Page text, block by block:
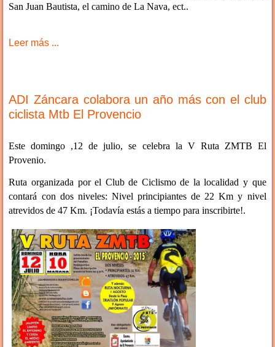
San Juan Bautista, el camino de La Nava, ect..
Leer más ...
ADI Záncara colabora un año más con el club
ciclista Mtb El Provencio
Este domingo ,12 de julio, se celebra la V Ruta ZMTB El
Provenio.
Ruta organizada por el Club de Ciclismo de la localidad y que
contará con dos niveles: Nivel principiantes de 22 Km y nivel
atrevidos de 47 Km. ¡Todavía estás a tiempo para inscribirte!.